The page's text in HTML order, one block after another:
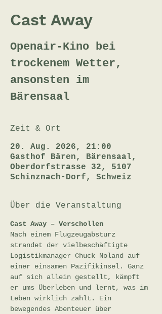
Cast Away
Openair-Kino bei
trockenem Wetter,
ansonsten im
Bärensaal
Zeit & Ort
20. Aug. 2026, 21:00
Gasthof Bären, Bärensaal,
Oberdorfstrasse 32, 5107
Schinznach-Dorf, Schweiz
Über die Veranstaltung
Cast Away – Verschollen
Nach einem Flugzeugabsturz
strandet der vielbeschäftigte
Logistikmanager Chuck Noland auf
einer einsamen Pazifikinsel. Ganz
auf sich allein gestellt, kämpft
er ums Überleben und lernt, was im
Leben wirklich zählt. Ein
bewegendes Abenteuer über